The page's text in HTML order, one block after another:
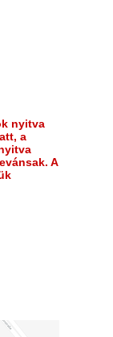
nyitva
a
A